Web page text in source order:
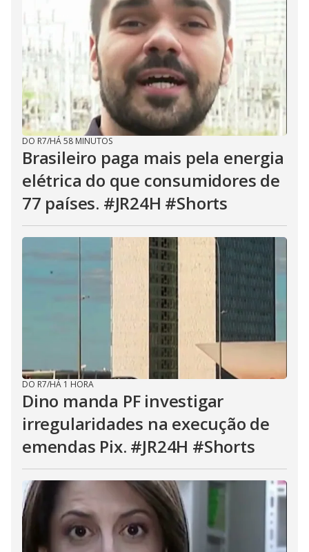
DO R7/HÁ 58 MINUTOS
Brasileiro paga mais pela energia
elétrica do que consumidores de
77 países. #JR24H #Shorts
DO R7/HÁ 1 HORA
Dino manda PF investigar
irregularidades na execução de
emendas Pix. #JR24H #Shorts